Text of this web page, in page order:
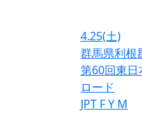
4.25(土)
群馬県利根
第60回東日
ロード
JPT FY M